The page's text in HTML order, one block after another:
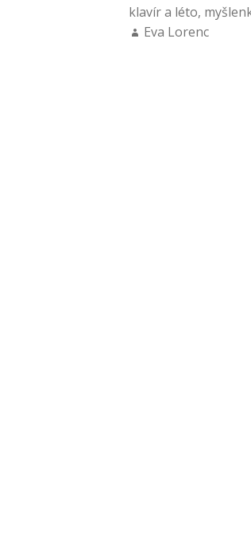
klavír a léto,
Eva Lorenc